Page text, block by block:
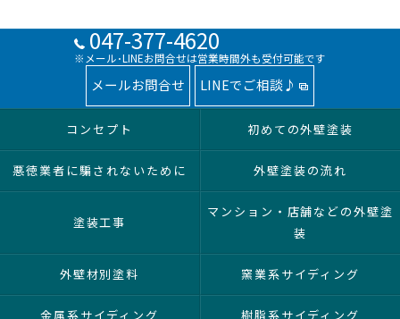
047-377-4620
※メール･LINEお問合せは営業時間外も受付可能です
メールお問合せ LINEでご相談♪
コンセプト 初めての外壁塗装
悪徳業者に騙されないために 外壁塗装の流れ
塗装工事
マンション・店舗などの外壁塗
装
外壁材別塗料 窯業系サイディング
金属系サイディング 樹脂系サイディング